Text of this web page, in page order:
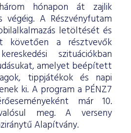
hónapon át zajlik
végéig. A Részvényfutam
letöltését és
követően a résztvevők
szituációkban
amelyet beépített
tippjátékok és napi
ki. A program a PÉNZ7
már 10.
meg. A verseny
Alapítvány.